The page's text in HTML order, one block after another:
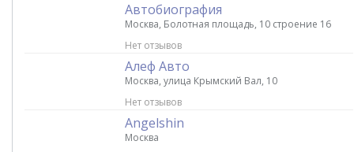
Автобиография
Москва, Болотная площадь, 10 строение 16
Нет отзывов
Алеф Авто
Москва, улица Крымский Вал, 10
Нет отзывов
Angelshin
Москва